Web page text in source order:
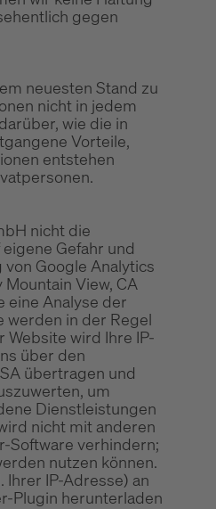
gegen
neuesten Stand zu
nicht in jedem
wie die in
Vorteile,
entstehen
nicht die
Gefahr und
Google Analytics
View, CA
eine Analyse der
werden in der Regel
wird Ihre IP-
über den
übertragen und
um
Dienstleistungen
nicht mit anderen
Software verhindern;
nutzen können.
IP-Adresse) an
Plugin herunterladen